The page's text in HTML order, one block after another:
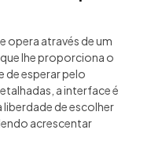
opera através de um
lhe proporciona o
de esperar pelo
a interface é
de escolher
acrescentar